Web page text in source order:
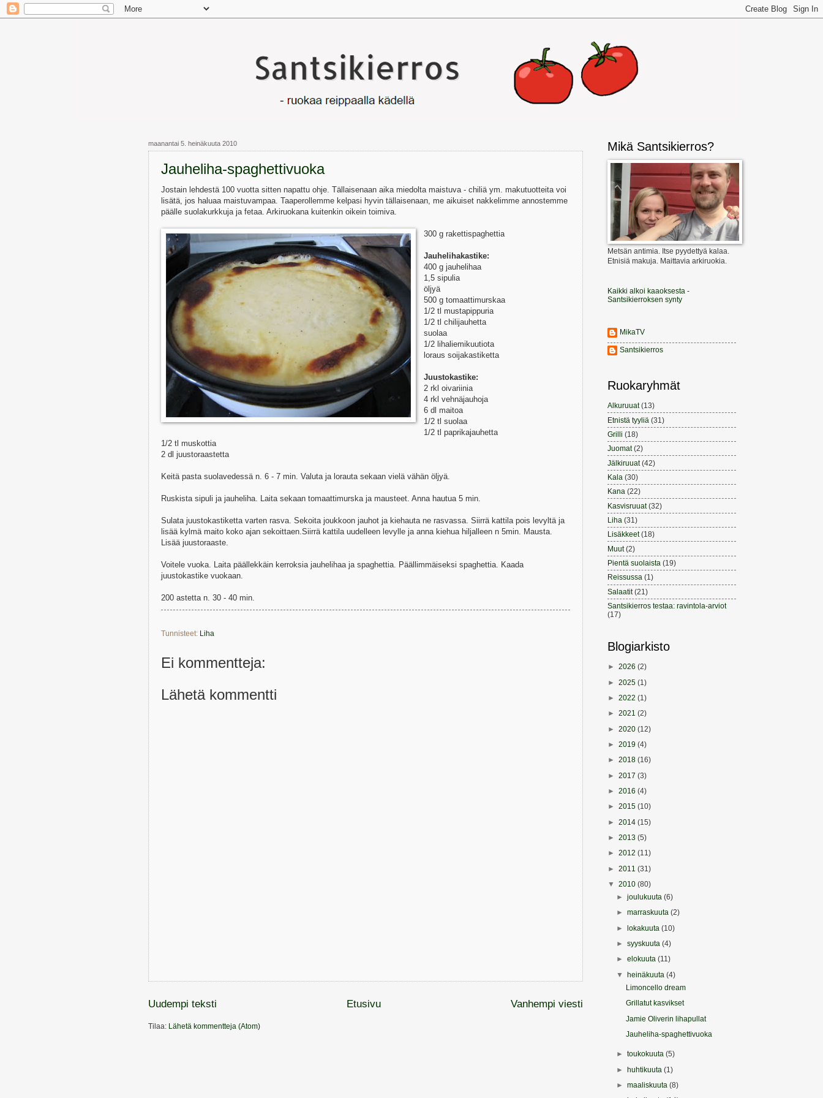
maanantai 5. heinäkuuta 2010
Jauheliha-spaghettivuoka
Jostain lehdestä 100 vuotta sitten napattu ohje. Tällaisenaan aika miedolta maistuva - chiliä ym. makutuotteita voi
lisätä, jos haluaa maistuvampaa. Taaperollemme kelpasi hyvin tällaisenaan, me aikuiset nakkelimme annostemme
päälle suolakurkkuja ja fetaa. Arkiruokana kuitenkin oikein toimiva.
300 g rakettispaghettia
Jauhelihakastike:
400 g jauhelihaa
1,5 sipulia
öljyä
500 g tomaattimurskaa
1/2 tl mustapippuria
1/2 tl chilijauhetta
suolaa
1/2 lihaliemikuutiota
loraus soijakastiketta
Juustokastike:
2 rkl oivariinia
4 rkl vehnäjauhoja
6 dl maitoa
1/2 tl suolaa
1/2 tl paprikajauhetta
1/2 tl muskottia
2 dl juustoraastetta
Keitä pasta suolavedessä n. 6 - 7 min. Valuta ja lorauta sekaan vielä vähän öljyä.
Ruskista sipuli ja jauheliha. Laita sekaan tomaattimurska ja mausteet. Anna hautua 5 min.
Sulata juustokastiketta varten rasva. Sekoita joukkoon jauhot ja kiehauta ne rasvassa. Siirrä kattila pois levyltä ja
lisää kylmä maito koko ajan sekoittaen.Siirrä kattila uudelleen levylle ja anna kiehua hiljalleen n 5min. Mausta.
Lisää juustoraaste.
Voitele vuoka. Laita päällekkäin kerroksia jauhelihaa ja spaghettia. Päällimmäiseksi spaghettia. Kaada
juustokastike vuokaan.
200 astetta n. 30 - 40 min.
Tunnisteet: Liha
Ei kommentteja:
Lähetä kommentti
Uudempi teksti Vanhempi viesti
Etusivu
Tilaa: Lähetä kommentteja (Atom)
Mikä Santsikierros?
Metsän antimia. Itse pyydettyä kalaa.
Etnisiä makuja. Maittavia arkiruokia.
Kaikki alkoi kaaoksesta -
Santsikierroksen synty
MikaTV
Santsikierros
Ruokaryhmät
Alkuruuat (13)
Etnistä tyyliä (31)
Grilli (18)
Juomat (2)
Jälkiruuat (42)
Kala (30)
Kana (22)
Kasvisruuat (32)
Liha (31)
Lisäkkeet (18)
Muut (2)
Pientä suolaista (19)
Reissussa (1)
Salaatit (21)
Santsikierros testaa: ravintola-arviot
(17)
Blogiarkisto
► 2026 (2)
► 2025 (1)
► 2022 (1)
► 2021 (2)
► 2020 (12)
► 2019 (4)
► 2018 (16)
► 2017 (3)
► 2016 (4)
► 2015 (10)
► 2014 (15)
► 2013 (5)
► 2012 (11)
► 2011 (31)
▼ 2010 (80)
►joulukuuta(6)
►marraskuuta(2)
►lokakuuta(10)
►syyskuuta(4)
►elokuuta(11)
▼heinäkuuta(4)
Limoncello dream
Grillatut kasvikset
Jamie Oliverin lihapullat
Jauheliha-spaghettivuoka
►toukokuuta(5)
►huhtikuuta(1)
►maaliskuuta(8)